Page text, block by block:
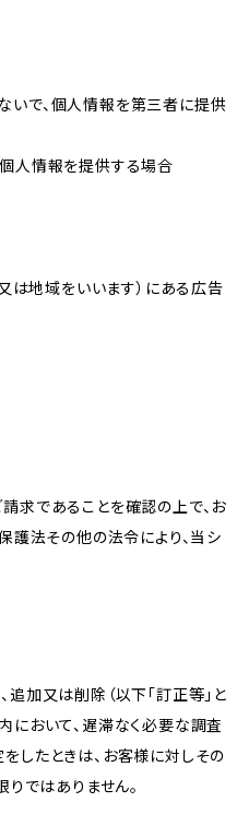
いで、個人情報を第三者に提供
人情報を提供する場合
は地域をいいます）にある広告
求であることを確認の上で、お
護法その他の法令により、当シ
加又は削除（以下「訂正等」と
において、遅滞なく必要な調査
したときは、お客様に対しその
ではありません。